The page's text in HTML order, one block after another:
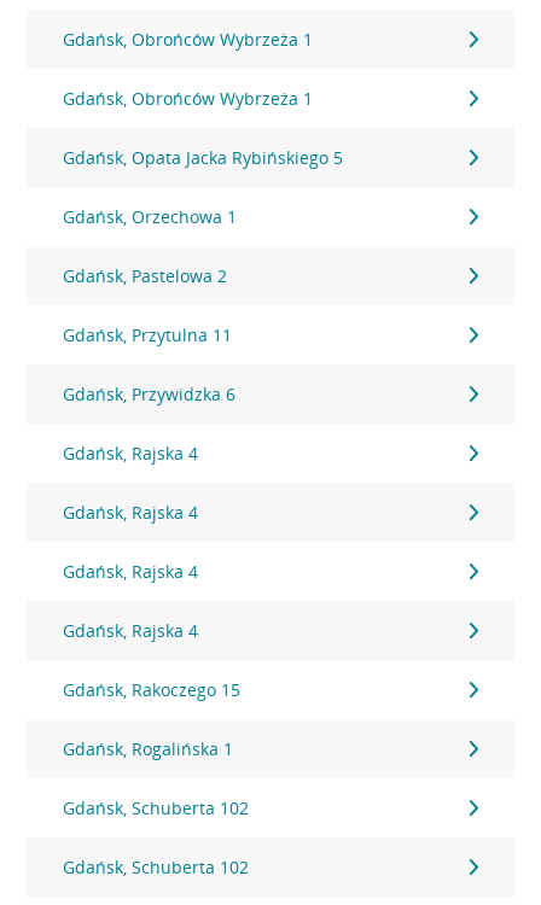
Gdańsk, Obrońców Wybrzeża 1
Gdańsk, Obrońców Wybrzeża 1
Gdańsk, Opata Jacka Rybińskiego 5
Gdańsk, Orzechowa 1
Gdańsk, Pastelowa 2
Gdańsk, Przytulna 11
Gdańsk, Przywidzka 6
Gdańsk, Rajska 4
Gdańsk, Rajska 4
Gdańsk, Rajska 4
Gdańsk, Rajska 4
Gdańsk, Rakoczego 15
Gdańsk, Rogalińska 1
Gdańsk, Schuberta 102
Gdańsk, Schuberta 102